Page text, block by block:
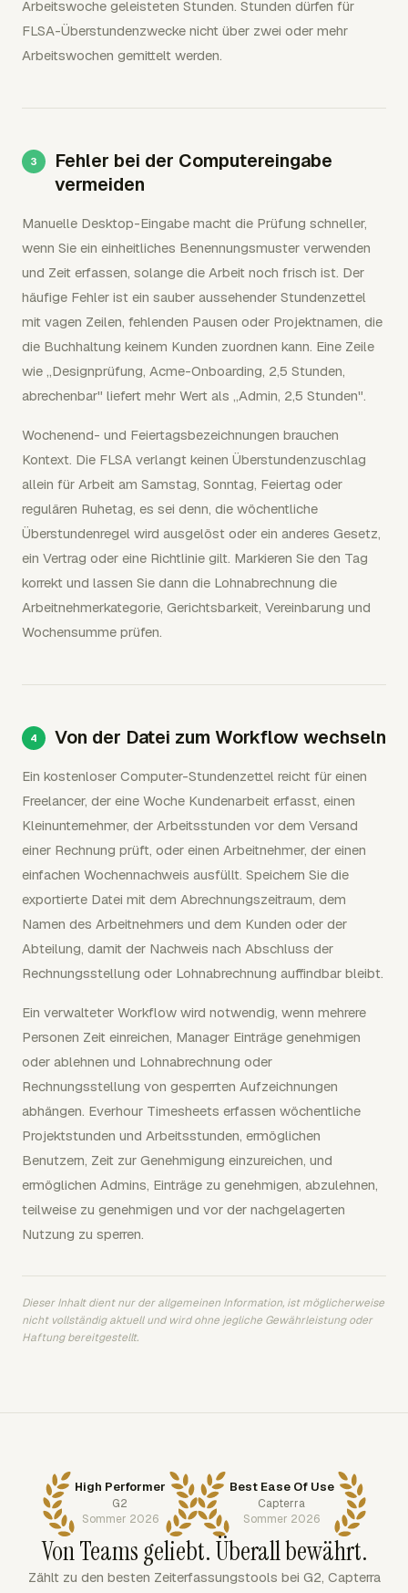
Arbeitswoche geleisteten Stunden. Stunden dürfen für
FLSA-Überstundenzwecke nicht über zwei oder mehr
Arbeitswochen gemittelt werden.
Fehler bei der Computereingabe
vermeiden
Manuelle Desktop-Eingabe macht die Prüfung schneller,
wenn Sie ein einheitliches Benennungsmuster verwenden
und Zeit erfassen, solange die Arbeit noch frisch ist. Der
häufige Fehler ist ein sauber aussehender Stundenzettel
mit vagen Zeilen, fehlenden Pausen oder Projektnamen, die
die Buchhaltung keinem Kunden zuordnen kann. Eine Zeile
wie „Designprüfung, Acme-Onboarding, 2,5 Stunden,
abrechenbar" liefert mehr Wert als „Admin, 2,5 Stunden".
Wochenend- und Feiertagsbezeichnungen brauchen
Kontext. Die FLSA verlangt keinen Überstundenzuschlag
allein für Arbeit am Samstag, Sonntag, Feiertag oder
regulären Ruhetag, es sei denn, die wöchentliche
Überstundenregel wird ausgelöst oder ein anderes Gesetz,
ein Vertrag oder eine Richtlinie gilt. Markieren Sie den Tag
korrekt und lassen Sie dann die Lohnabrechnung die
Arbeitnehmerkategorie, Gerichtsbarkeit, Vereinbarung und
Wochensumme prüfen.
Von der Datei zum Workflow wechseln
Ein kostenloser Computer-Stundenzettel reicht für einen
Freelancer, der eine Woche Kundenarbeit erfasst, einen
Kleinunternehmer, der Arbeitsstunden vor dem Versand
einer Rechnung prüft, oder einen Arbeitnehmer, der einen
einfachen Wochennachweis ausfüllt. Speichern Sie die
exportierte Datei mit dem Abrechnungszeitraum, dem
Namen des Arbeitnehmers und dem Kunden oder der
Abteilung, damit der Nachweis nach Abschluss der
Rechnungsstellung oder Lohnabrechnung auffindbar bleibt.
Ein verwalteter Workflow wird notwendig, wenn mehrere
Personen Zeit einreichen, Manager Einträge genehmigen
oder ablehnen und Lohnabrechnung oder
Rechnungsstellung von gesperrten Aufzeichnungen
abhängen. Everhour Timesheets erfassen wöchentliche
Projektstunden und Arbeitsstunden, ermöglichen
Benutzern, Zeit zur Genehmigung einzureichen, und
ermöglichen Admins, Einträge zu genehmigen, abzulehnen,
teilweise zu genehmigen und vor der nachgelagerten
Nutzung zu sperren.
Dieser Inhalt dient nur der allgemeinen Information, ist möglicherweise
nicht vollständig aktuell und wird ohne jegliche Gewährleistung oder
Haftung bereitgestellt.
High Performer
G2
Sommer 2026
Best Ease Of Use
Capterra
Sommer 2026
Von Teams geliebt. Überall bewährt.
Zählt zu den besten Zeiterfassungstools bei G2, Capterra